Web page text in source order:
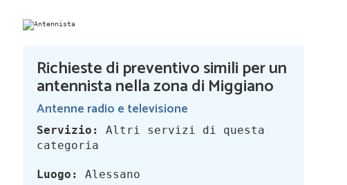
Richieste di preventivo simili per un
antennista nella zona di Miggiano
Antenne radio e televisione
Servizio:
Altri servizi di questa
categoria
Luogo: Alessano